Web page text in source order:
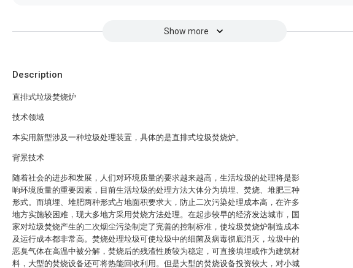
Show more
Description
直排式垃圾焚烧炉
技术领域
本实用新型涉及一种垃圾处理装置，具体的是直排式垃圾焚烧炉。
背景技术
随着社会的进步和发展，人们对环境质量的要求越来越高，生活垃圾的处理将是影
响环境质量的重要因素，目前生活垃圾的处理方法大体分为填埋、焚烧、堆肥三种
形式。而填埋、堆肥两种形式占地面积要求大，防止二次污染处理成本高，在许多
地方实施较困难，现大多地方采用焚烧方法处理。在起步较早的经济发达城市，国
家对垃圾焚烧产生的二次烟尘污染制定了完善的控制标准，使垃圾焚烧炉制造成本
及运行成本都非常高。焚烧处理垃圾可使垃圾中的细菌及病毒彻底消灭，垃圾中的
恶臭气体在高温中被分解，焚烧后的残渣性质较为稳定，可直接填埋或作为建筑材
料，大型的焚烧设备还可将热能回收利用。但是大型的焚烧设备投资较大，对小城